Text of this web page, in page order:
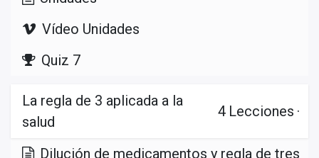
Vídeo Unidades
Quiz 7
La regla de 3 aplicada a la
salud
4 Lecciones ·
Dilución de medicamentos y regla de tres